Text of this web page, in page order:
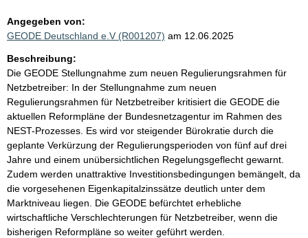
Angegeben von:
GEODE Deutschland e.V (R001207) am 12.06.2025
Beschreibung:
Die GEODE Stellungnahme zum neuen Regulierungsrahmen für
Netzbetreiber: In der Stellungnahme zum neuen
Regulierungsrahmen für Netzbetreiber kritisiert die GEODE die
aktuellen Reformpläne der Bundesnetzagentur im Rahmen des
NEST-Prozesses. Es wird vor steigender Bürokratie durch die
geplante Verkürzung der Regulierungsperioden von fünf auf drei
Jahre und einem unübersichtlichen Regelungsgeflecht gewarnt.
Zudem werden unattraktive Investitionsbedingungen bemängelt, da
die vorgesehenen Eigenkapitalzinssätze deutlich unter dem
Marktniveau liegen. Die GEODE befürchtet erhebliche
wirtschaftliche Verschlechterungen für Netzbetreiber, wenn die
bisherigen Reformpläne so weiter geführt werden.